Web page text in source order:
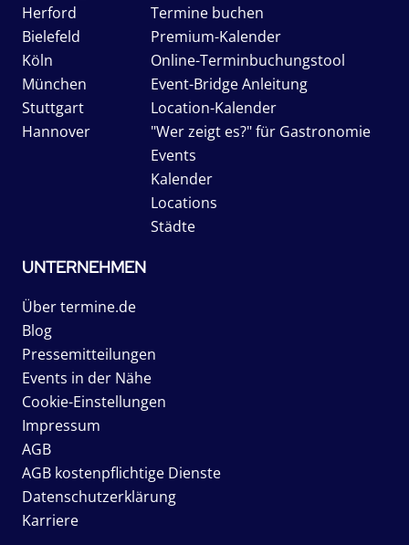
Herford
Bielefeld
Köln
München
Stuttgart
Hannover
Termine buchen
Premium-Kalender
Online-Terminbuchungstool
Event-Bridge Anleitung
Location-Kalender
"Wer zeigt es?" für Gastronomie
Events
Kalender
Locations
Städte
UNTERNEHMEN
Über termine.de
Blog
Pressemitteilungen
Events in der Nähe
Cookie-Einstellungen
Impressum
AGB
AGB kostenpflichtige Dienste
Datenschutzerklärung
Karriere